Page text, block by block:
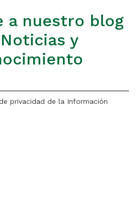
a nuestro blog
y
privacidad de la Información